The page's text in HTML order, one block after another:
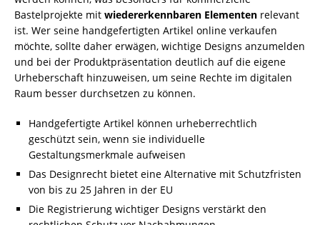
Bastelprojekte mit wiedererkennbaren Elementen relevant
ist. Wer seine handgefertigten Artikel online verkaufen
möchte, sollte daher erwägen, wichtige Designs anzumelden
und bei der Produktpräsentation deutlich auf die eigene
Urheberschaft hinzuweisen, um seine Rechte im digitalen
Raum besser durchsetzen zu können.
Handgefertigte Artikel können urheberrechtlich
geschützt sein, wenn sie individuelle
Gestaltungsmerkmale aufweisen
Das Designrecht bietet eine Alternative mit Schutzfristen
von bis zu 25 Jahren in der EU
Die Registrierung wichtiger Designs verstärkt den